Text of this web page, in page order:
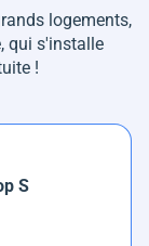
logements,
qui s'installe
!
S